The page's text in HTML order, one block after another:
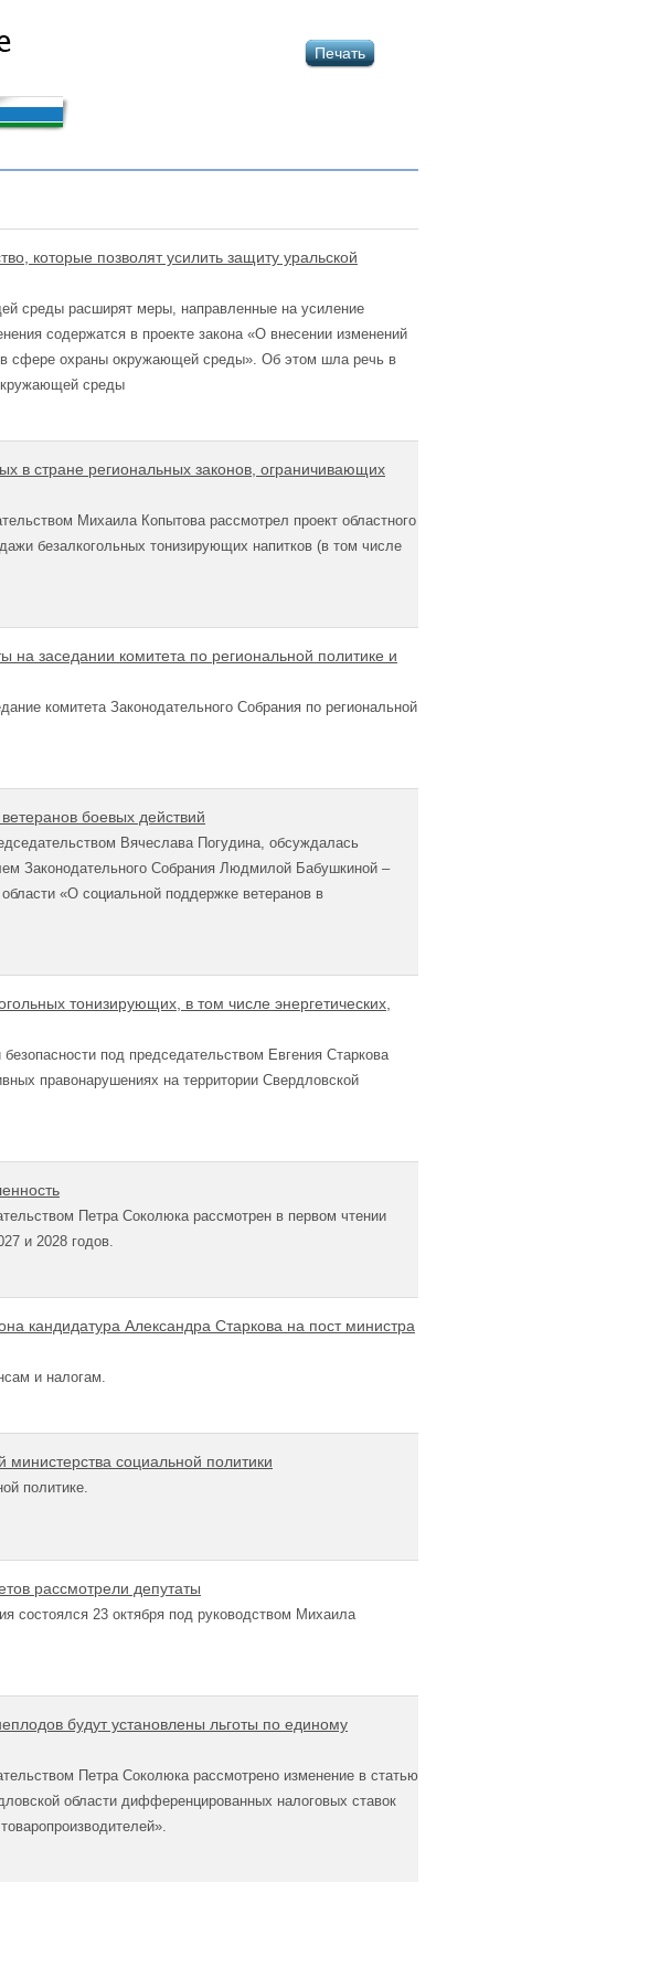
Печать
которые позволят усилить защиту уральской
среды расширят меры, направленные на усиление
содержатся в проекте закона «О внесении изменений
сфере охраны окружающей среды». Об этом шла речь в
среды
в стране региональных законов, ограничивающих
Михаила Копытова рассмотрел проект областного
безалкогольных тонизирующих напитков (в том числе
на заседании комитета по региональной политике и
комитета Законодательного Собрания по региональной
боевых действий
Вячеслава Погудина, обсуждалась
Законодательного Собрания Людмилой Бабушкиной –
«О социальной поддержке ветеранов в
тонизирующих, в том числе энергетических,
под председательством Евгения Старкова
правонарушениях на территории Свердловской
Петра Соколюка рассмотрен в первом чтении
и 2028 годов.
кандидатура Александра Старкова на пост министра
и налогам.
министерства социальной политики
политике.
рассмотрели депутаты
состоялся 23 октября под руководством Михаила
будут установлены льготы по единому
Петра Соколюка рассмотрено изменение в статью
области дифференцированных налоговых ставок